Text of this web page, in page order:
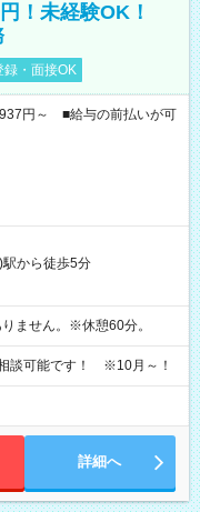
！未経験OK！
録・面接OK
円～ ■給与の前払いが可
から徒歩5分
ません。※休憩60分。
談可能です！ ※10月～！
詳細へ